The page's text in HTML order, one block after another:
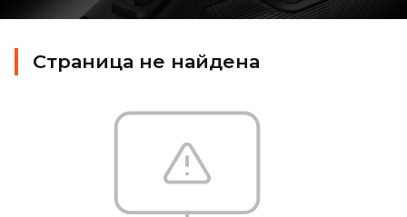
Страница не найдена